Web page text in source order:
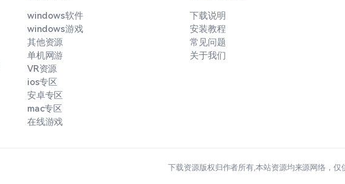
windows软件
windows游戏
其他资源
单机网游
VR资源
ios专区
安卓专区
mac专区
在线游戏
下载说明
安装教程
常见问题
关于我们
下载资源版权归作者所有,本站资源均来源网络，